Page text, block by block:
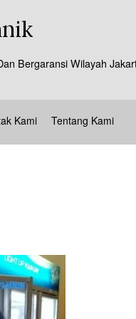
Bergaransi Wilayah
Kami Tentang Kami